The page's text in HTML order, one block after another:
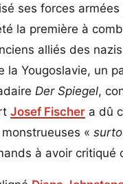
ses forces
la première à
alliés des
la Yougoslavie, un
Der Spiegel,
Josef Fischer a dû
«
à avoir critiqué